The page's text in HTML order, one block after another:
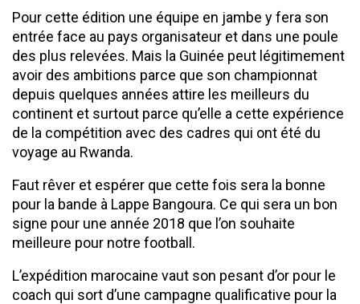
Pour cette édition une équipe en jambe y fera son
entrée face au pays organisateur et dans une poule
des plus relevées. Mais la Guinée peut légitimement
avoir des ambitions parce que son championnat
depuis quelques années attire les meilleurs du
continent et surtout parce qu’elle a cette expérience
de la compétition avec des cadres qui ont été du
voyage au Rwanda.
Faut rêver et espérer que cette fois sera la bonne
pour la bande à Lappe Bangoura. Ce qui sera un bon
signe pour une année 2018 que l’on souhaite
meilleure pour notre football.
L’expédition marocaine vaut son pesant d’or pour le
coach qui sort d’une campagne qualificative pour la